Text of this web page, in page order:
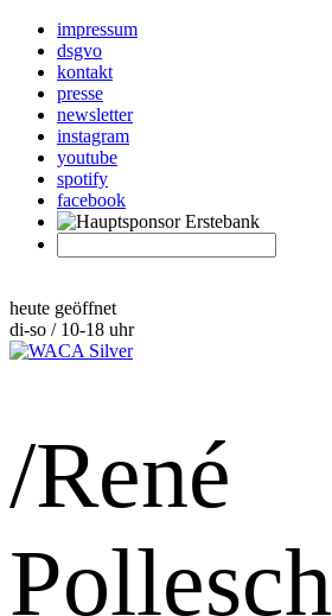
impressum
dsgvo
kontakt
presse
newsletter
instagram
youtube
spotify
facebook
heute geöffnet
di-so / 10-18 uhr
/René
Pollesch